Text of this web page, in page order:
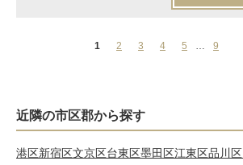
1 2 3 4 5 … 9
近隣の市区郡から探す
港区新宿区文京区台東区墨田区江東区品川区